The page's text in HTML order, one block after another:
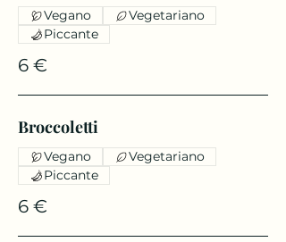
6 €
Vegano
Vegetariano
Piccante
Broccoletti
6 €
Vegano
Vegetariano
Piccante